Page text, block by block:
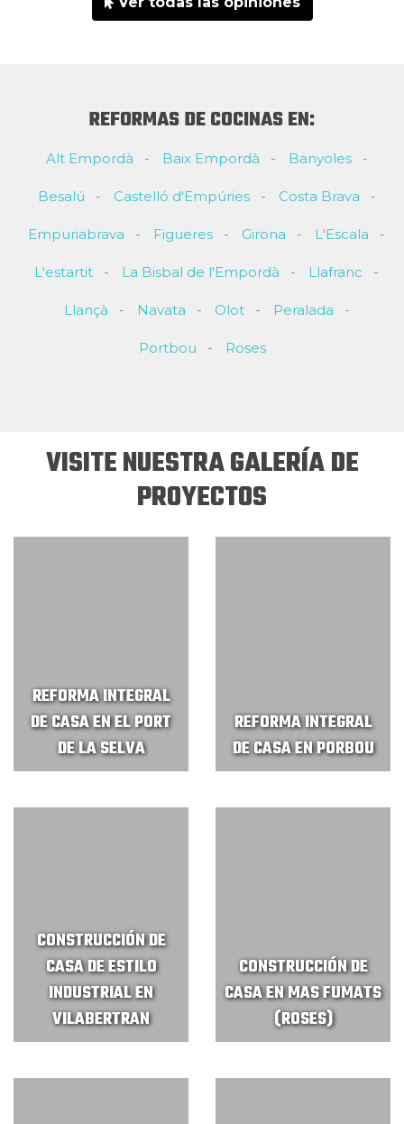
REFORMAS DE COCINAS EN:
Alt Empordà Baix Empordà Banyoles
Besalú Castelló d'Empúries Costa Brava
Empuriabrava Figueres Girona L'Escala
L'estartit La Bisbal de l'Empordà Llafranc
Llançà Navata Olot Peralada
Portbou Roses
VISITE NUESTRA GALERÍA DE
PROYECTOS
REFORMA INTEGRAL
DE CASA EN EL PORT
DE LA SELVA
REFORMA INTEGRAL
DE CASA EN PORBOU
CONSTRUCCIÓN DE
CASA DE ESTILO
INDUSTRIAL EN
VILABERTRAN
CONSTRUCCIÓN DE
CASA EN MAS FUMATS
(ROSES)